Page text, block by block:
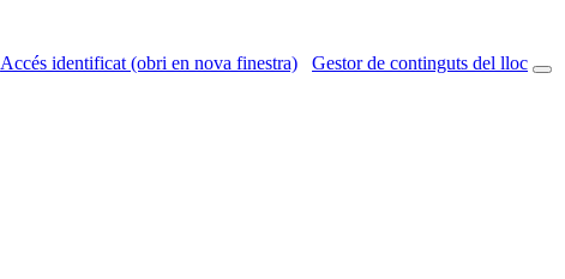
Accés identificat (obri en nova finestra) Gestor de continguts del lloc